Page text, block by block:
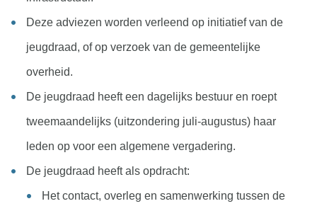
Deze adviezen worden verleend op initiatief van de
jeugdraad, of op verzoek van de gemeentelijke
overheid.
De jeugdraad heeft een dagelijks bestuur en roept
tweemaandelijks (uitzondering juli-augustus) haar
leden op voor een algemene vergadering.
De jeugdraad heeft als opdracht:
Het contact, overleg en samenwerking tussen de